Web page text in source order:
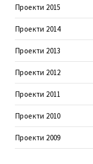
Проекти 2015
Проекти 2014
Проекти 2013
Проекти 2012
Проекти 2011
Проекти 2010
Проекти 2009